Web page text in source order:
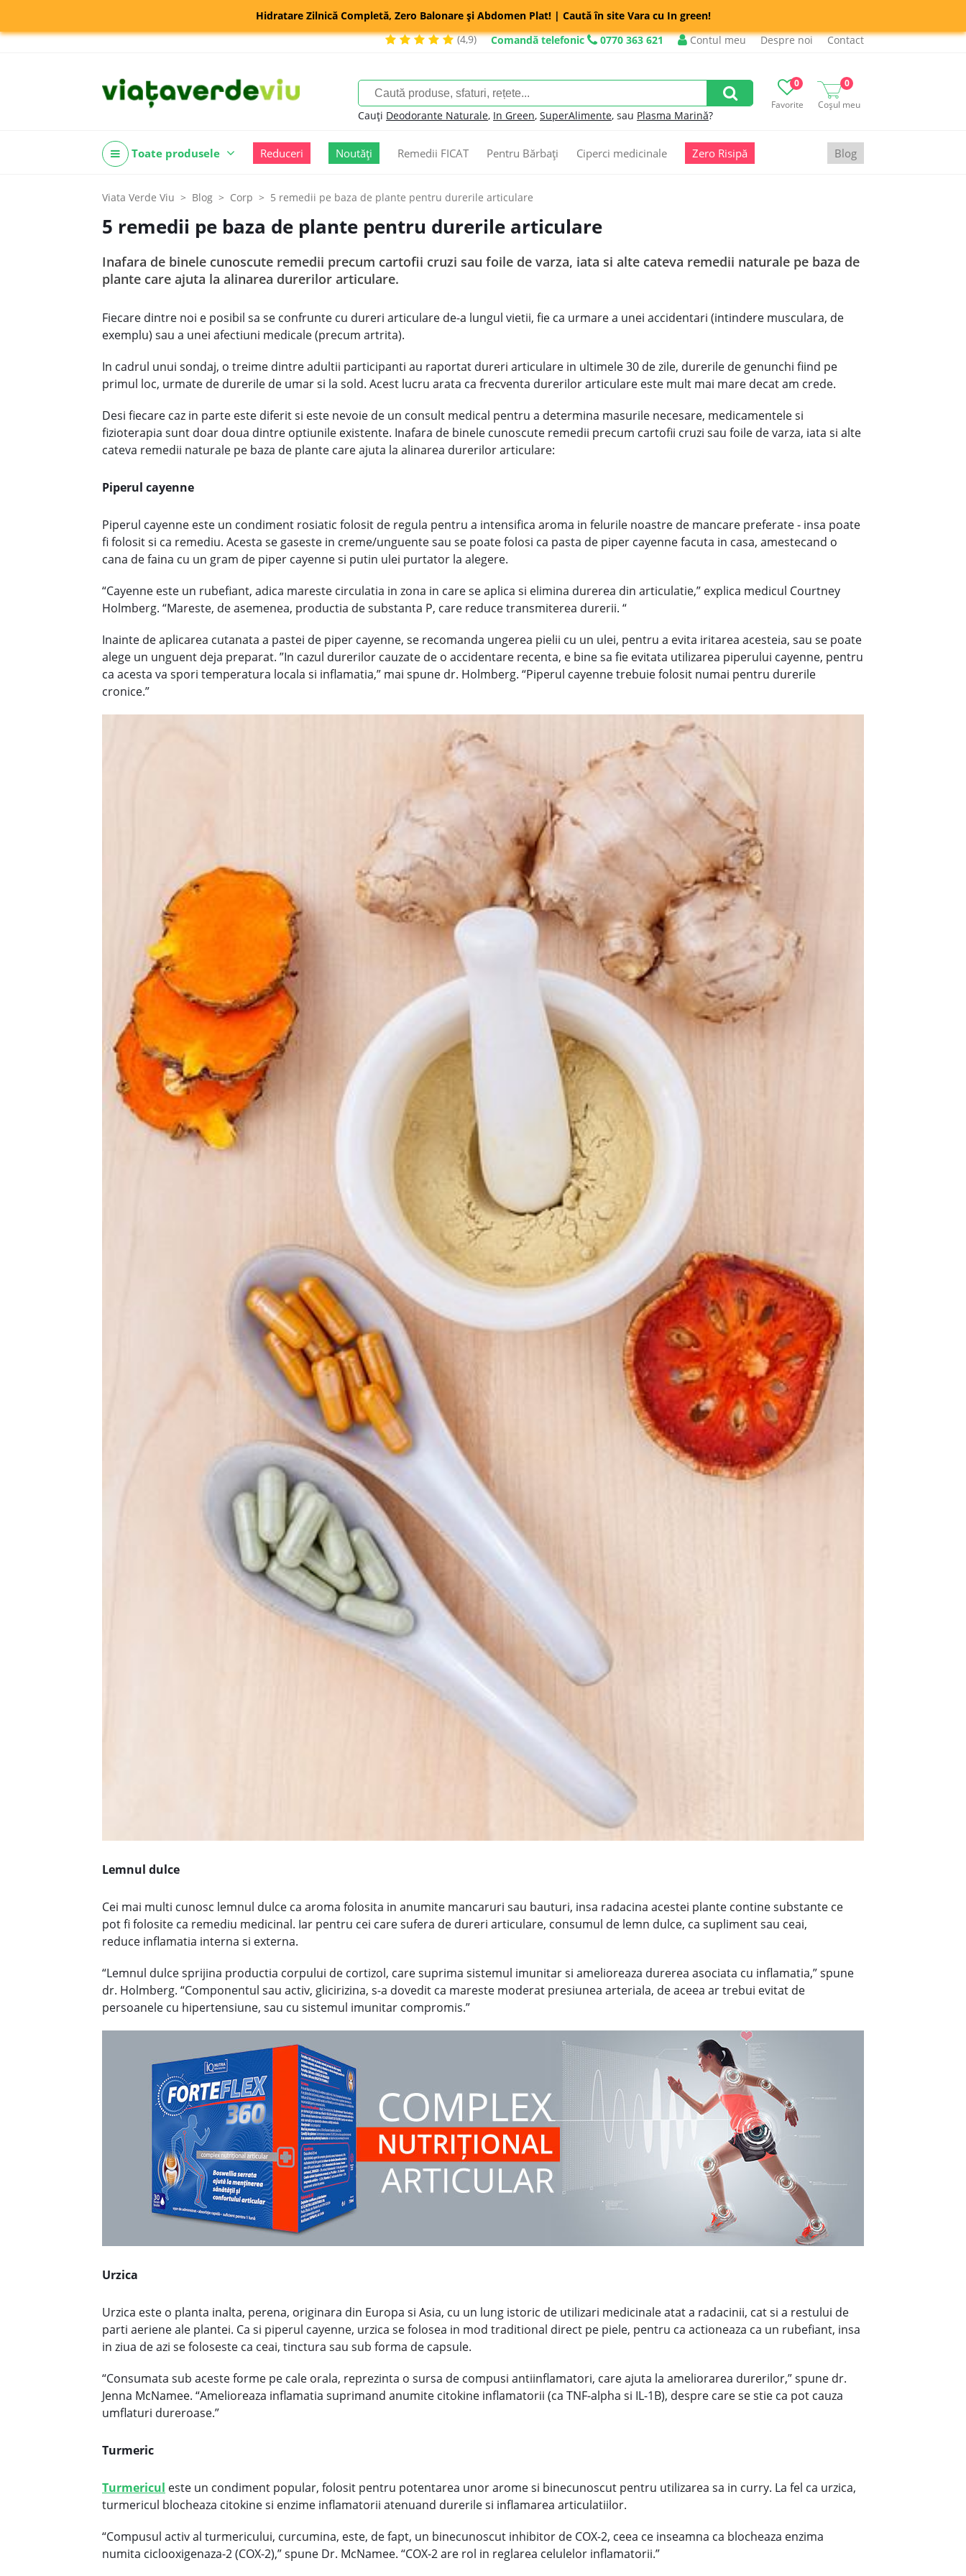
Hidratare Zilnică Completă, Zero Balonare și Abdomen Plat! | Caută în site Vara cu In green!
(4,9)
Comandă telefonic 0770 363 621 Contul meu Despre noi Contact
Favorite
0
Coșul meu
0
Cauți Deodorante Naturale, In Green, SuperAlimente, sau Plasma Marină?
Toate produsele Reduceri Noutăți Remedii FICAT Pentru Bărbați Ciperci medicinale Zero Risipă Blog
Viata Verde Viu Blog Corp 5 remedii pe baza de plante pentru durerile articulare
5 remedii pe baza de plante pentru durerile articulare
Inafara de binele cunoscute remedii precum cartofii cruzi sau foile de varza, iata si alte cateva remedii naturale pe baza de
plante care ajuta la alinarea durerilor articulare.
Fiecare dintre noi e posibil sa se confrunte cu dureri articulare de-a lungul vietii, fie ca urmare a unei accidentari (intindere musculara, de
exemplu) sau a unei afectiuni medicale (precum artrita).
In cadrul unui sondaj, o treime dintre adultii participanti au raportat dureri articulare in ultimele 30 de zile, durerile de genunchi fiind pe
primul loc, urmate de durerile de umar si la sold. Acest lucru arata ca frecventa durerilor articulare este mult mai mare decat am crede.
Desi fiecare caz in parte este diferit si este nevoie de un consult medical pentru a determina masurile necesare, medicamentele si
fizioterapia sunt doar doua dintre optiunile existente. Inafara de binele cunoscute remedii precum cartofii cruzi sau foile de varza, iata si alte
cateva remedii naturale pe baza de plante care ajuta la alinarea durerilor articulare:
Piperul cayenne
Piperul cayenne este un condiment rosiatic folosit de regula pentru a intensifica aroma in felurile noastre de mancare preferate - insa poate
fi folosit si ca remediu. Acesta se gaseste in creme/unguente sau se poate folosi ca pasta de piper cayenne facuta in casa, amestecand o
cana de faina cu un gram de piper cayenne si putin ulei purtator la alegere.
“Cayenne este un rubefiant, adica mareste circulatia in zona in care se aplica si elimina durerea din articulatie,” explica medicul Courtney
Holmberg. “Mareste, de asemenea, productia de substanta P, care reduce transmiterea durerii. “
Inainte de aplicarea cutanata a pastei de piper cayenne, se recomanda ungerea pielii cu un ulei, pentru a evita iritarea acesteia, sau se poate
alege un unguent deja preparat. ”In cazul durerilor cauzate de o accidentare recenta, e bine sa fie evitata utilizarea piperului cayenne, pentru
ca acesta va spori temperatura locala si inflamatia,” mai spune dr. Holmberg. “Piperul cayenne trebuie folosit numai pentru durerile
cronice.”
Lemnul dulce
Cei mai multi cunosc lemnul dulce ca aroma folosita in anumite mancaruri sau bauturi, insa radacina acestei plante contine substante ce
pot fi folosite ca remediu medicinal. Iar pentru cei care sufera de dureri articulare, consumul de lemn dulce, ca supliment sau ceai,
reduce inflamatia interna si externa.
“Lemnul dulce sprijina productia corpului de cortizol, care suprima sistemul imunitar si amelioreaza durerea asociata cu inflamatia,” spune
dr. Holmberg. “Componentul sau activ, glicirizina, s-a dovedit ca mareste moderat presiunea arteriala, de aceea ar trebui evitat de
persoanele cu hipertensiune, sau cu sistemul imunitar compromis.”
Urzica
Urzica este o planta inalta, perena, originara din Europa si Asia, cu un lung istoric de utilizari medicinale atat a radacinii, cat si a restului de
parti aeriene ale plantei. Ca si piperul cayenne, urzica se folosea in mod traditional direct pe piele, pentru ca actioneaza ca un rubefiant, insa
in ziua de azi se foloseste ca ceai, tinctura sau sub forma de capsule.
“Consumata sub aceste forme pe cale orala, reprezinta o sursa de compusi antiinflamatori, care ajuta la ameliorarea durerilor,” spune dr.
Jenna McNamee. “Amelioreaza inflamatia suprimand anumite citokine inflamatorii (ca TNF-alpha si IL-1B), despre care se stie ca pot cauza
umflaturi dureroase.”
Turmeric
Turmericul este un condiment popular, folosit pentru potentarea unor arome si binecunoscut pentru utilizarea sa in curry. La fel ca urzica,
turmericul blocheaza citokine si enzime inflamatorii atenuand durerile si inflamarea articulatiilor.
“Compusul activ al turmericului, curcumina, este, de fapt, un binecunoscut inhibitor de COX-2, ceea ce inseamna ca blocheaza enzima
numita ciclooxigenaza-2 (COX-2),” spune Dr. McNamee. “COX-2 are rol in reglarea celulelor inflamatorii.”